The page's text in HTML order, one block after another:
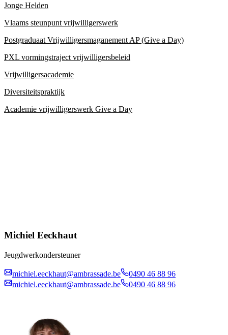
Jonge Helden
Vlaams steunpunt vrijwilligerswerk
Postgraduaat Vrijwilligersmaganement AP (Give a Day)
PXL vormingstraject vrijwilligersbeleid
Vrijwilligersacademie
Diversiteitspraktijk
Academie vrijwilligerswerk Give a Day
Michiel Eeckhaut
Jeugdwerkondersteuner
michiel.eeckhaut@ambrassade.be
0490 46 88 96
michiel.eeckhaut@ambrassade.be
0490 46 88 96